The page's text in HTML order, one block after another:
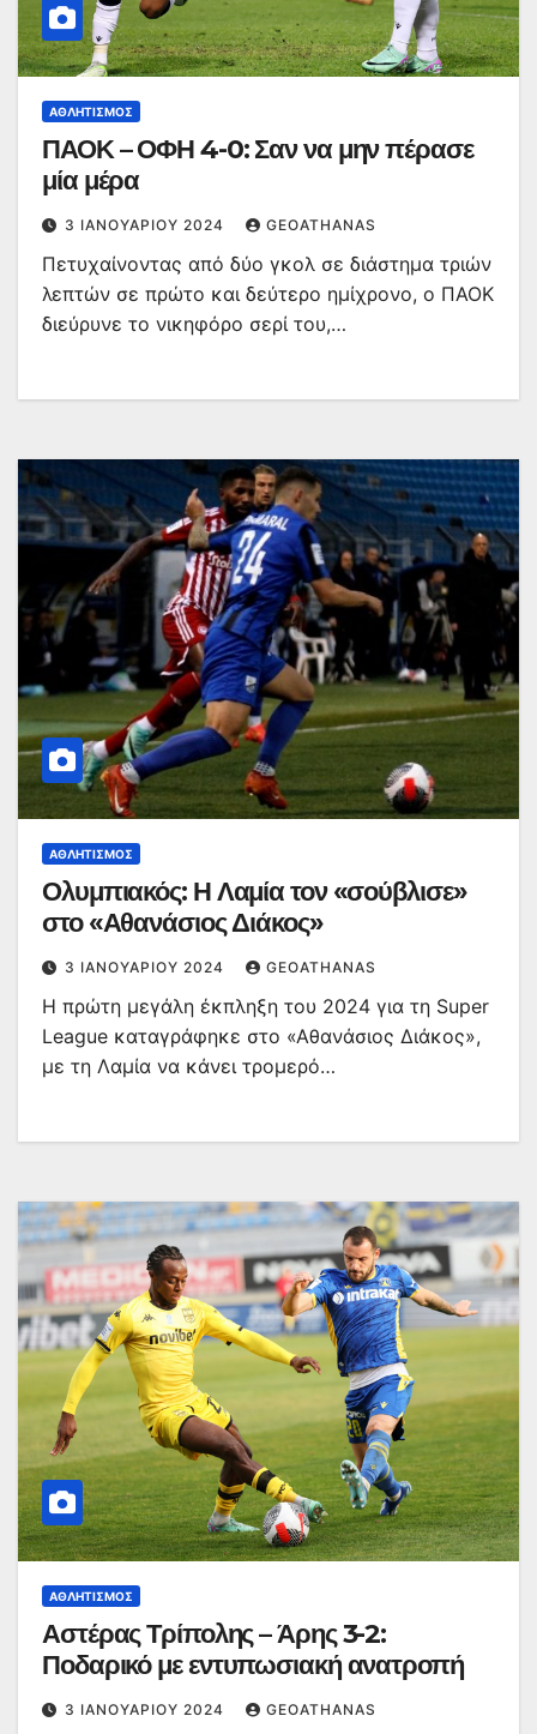
ΑΘΛΗΤΙΣΜΌΣ
ΠΑΟΚ – ΟΦΗ 4-0: Σαν να μην πέρασε
μία μέρα
3 ΙΑΝΟΥΑΡΊΟΥ 2024 GEOATHANAS
Πετυχαίνοντας από δύο γκολ σε διάστημα τριών
λεπτών σε πρώτο και δεύτερο ημίχρονο, ο ΠΑΟΚ
διεύρυνε το νικηφόρο σερί του,…
ΑΘΛΗΤΙΣΜΌΣ
Ολυμπιακός: Η Λαμία τον «σούβλισε»
στο «Αθανάσιος Διάκος»
3 ΙΑΝΟΥΑΡΊΟΥ 2024 GEOATHANAS
Η πρώτη μεγάλη έκπληξη του 2024 για τη Super
League καταγράφηκε στο «Αθανάσιος Διάκος»,
με τη Λαμία να κάνει τρομερό…
ΑΘΛΗΤΙΣΜΌΣ
Αστέρας Τρίπολης – Άρης 3-2:
Ποδαρικό με εντυπωσιακή ανατροπή
3 ΙΑΝΟΥΑΡΊΟΥ 2024 GEOATHANAS